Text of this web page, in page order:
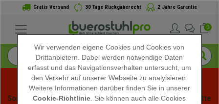
Gratis Versand 30 Tage Rückgaberecht 2 Jahre Garantie
0
Sommerschlussverauf bei buerstuhlpro! Exklusive Rabatte
Wir verwenden eigene Cookies und Cookies von
Drittanbietern. Dabei werden notwendige Daten
erfasst und das Navigationsverhalten untersucht, um
den Verkehr auf unserer Webseite zu analylsieren.
Weitere Informationen darüber finden Sie in unserer
Cookie-Richtlinie . Sie können auch alle Cookies